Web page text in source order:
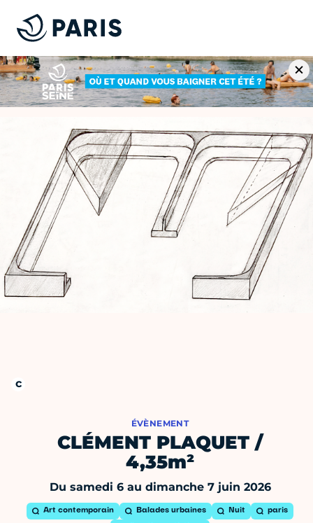
ÉVÈNEMENT
CLÉMENT PLAQUET /
4,35m²
Du samedi 6 au dimanche 7 juin 2026
Art contemporain Balades urbaines Nuit paris